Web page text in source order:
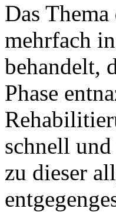
Das
mehrfach
behandelt,
Phase
schnell
zu dieser